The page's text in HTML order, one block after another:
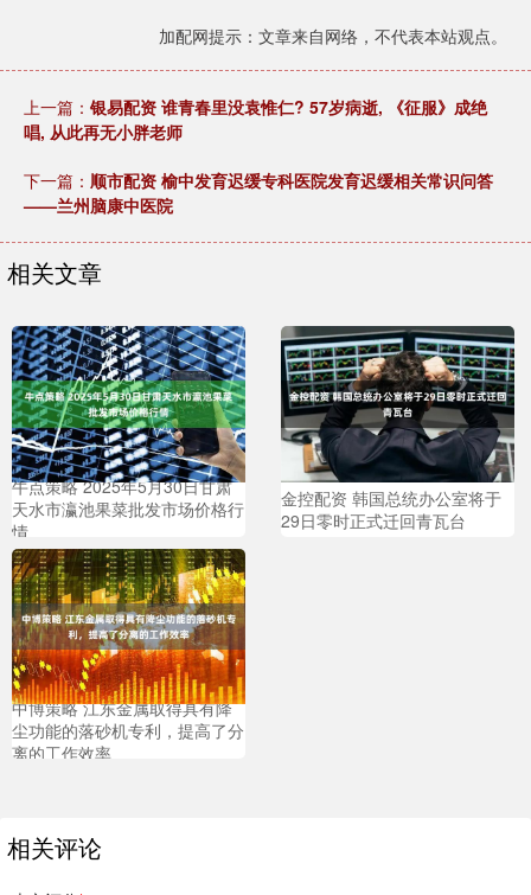
加配网提示：文章来自网络，不代表本站观点。
上一篇： 银易配资 谁青春里没袁惟仁? 57岁病逝, 《征服》成绝
唱, 从此再无小胖老师
下一篇： 顺市配资 榆中发育迟缓专科医院发育迟缓相关常识问答
——兰州脑康中医院
相关文章
牛点策略 2025年5月30日甘肃
天水市瀛池果菜批发市场价格行
情
金控配资 韩国总统办公室将于
29日零时正式迁回青瓦台
中博策略 江东金属取得具有降
尘功能的落砂机专利，提高了分
离的工作效率
相关评论